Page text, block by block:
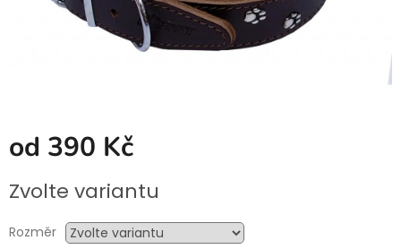
od 390 Kč
cena:
Zvolte variantu
Rozměr